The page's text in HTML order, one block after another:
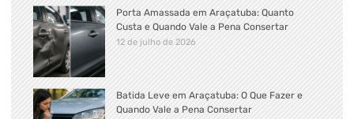
Porta Amassada em Araçatuba: Quanto
Custa e Quando Vale a Pena Consertar
12 de julho de 2026
Batida Leve em Araçatuba: O Que Fazer e
Quando Vale a Pena Consertar